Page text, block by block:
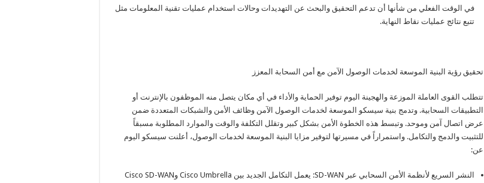
في الوقت الفعلي من شأنها أن تدعم التحقيق والبحث عن التهديدات وحالات استخدام عمليات تقنية المعلومات مثل
تتبع نتائج عمليات نقاط النهاية.
تحقيق رؤية البنية الموسعة لخدمات الوصول الآمن مع أمن السحابة المعزز
تتطلب القوى العاملة الموزعة والهجينة اليوم توفير الحماية والأداء في أي مكان يتصل منه الموظفون بالإنترنت أو
التطبيقات السحابية. وتدمج بنية سيسكو الموسعة لخدمات الوصول الآمن وظائف الأمن والشبكات المتعددة ضمن
عرض اتصال آمن وموحد. وتبسط هذه الخطوة الأمن بشكل كبير وتقلل التكلفة والوقت والموارد المطلوبة مسبقاً
للتثبيت والدمج والتكامل. واستمراراً في مسيرتها لتوفير مزايا البنية الموسعة لخدمات الوصول، أعلنت سيسكو اليوم
عن:
النشر السريع لأنظمة الأمن السحابي عبر SD-WAN: يعمل التكامل الجديد بين Cisco Umbrella وCisco SD-WAN